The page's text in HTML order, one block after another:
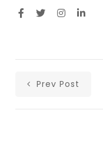
Prev Post